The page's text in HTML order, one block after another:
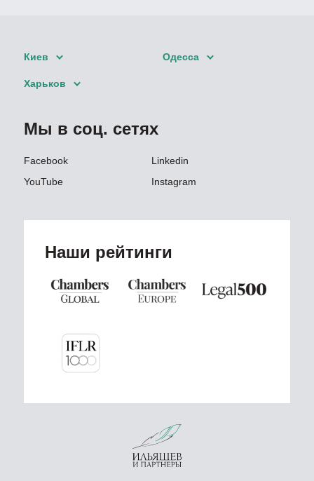
Киев Одесса
Харьков
Мы в соц. сетях
Facebook
Linkedin
YouTube
Instagram
Наши рейтинги